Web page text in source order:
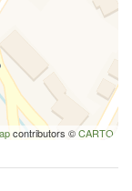
contributors ©CARTO